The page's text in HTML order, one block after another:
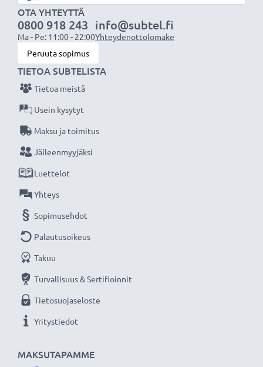
Väri : Musta
CELLONIC vaihtoakku - laatua edulliseen hintaan.
★3 vuoden takuu★
Olemme vuonna 2004 perustettu kansainvälinen
verkkokauppa, joka tarjoaa laadukkaita tuotteita, ja
siksi tarjoamme 36 kuukauden takuun!
OTA YHTEYTTÄ
0800 918 243
Ma - Pe: 11:00 - 22:00
info@subtel.fi
Yhteydenottolomake
Peruuta sopimus
MAKSUTAPAMME
TIETOA SUBTELISTA
Tietoa meistä
Usein kysytyt
Maksu ja toimitus
Jälleenmyyjäksi
Luettelot
Yhteys
Sopimusehdot
Palautusoikeus
Takuu
Turvallisuus & Sertifioinnit
Tietosuojaseloste
Yritystiedot